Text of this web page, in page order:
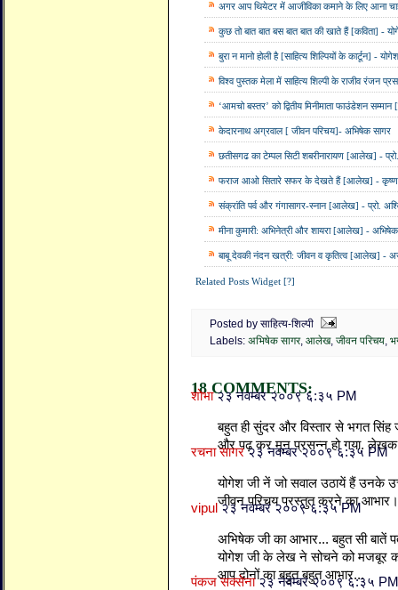
अगर आप थियेटर में आजीविका कमाने के लिए आना
कुछ तो बात बात बस बात बात की खाते हैं [कविता] -
बुरा न मानो होली है [साहित्य शिल्पियों के कार्टून] -
विश्व पुस्तक मेला में साहित्य शिल्पी के राजीव रंजन
‘आमचो बस्तर’ को द्वितीय मिनीमाता फाउंडेशन
केदारनाथ अग्रवाल [ जीवन परिचय]- अभिषेक सागर
छतीसगढ का टेम्पल सिटी शबरीनारायण [आलेख] - प्रो.
फराज आओ सितारे सफर के देखते हैं [आलेख] - कृष्ण
संक्रांति पर्व और गंगासागर-स्नान [आलेख] - प्रो.
मीना कुमारी: अभिनेत्री और शायरा [आलेख] -
बाबू देवकी नंदन खत्री: जीवन व कृतित्व [आलेख] -
Related Posts Widget [?]
Posted by साहित्य-शिल्पी
Labels: अभिषेक सागर, आलेख, जीवन परिचय,
18 COMMENTS:
शोभा २३ नवम्बर २००९ ६:३५ PM
बहुत ही सुंदर और विस्तार से भगत सिंह
और पढ़ कर मून प्रसन्न हो गया. लेखक
रचना सागर २३ नवम्बर २००९ ६:३५ PM
योगेश जी नें जो सवाल उठायें हैं उनके
जीवन परिचय प्रस्तुत करने का आभार।
vipul२३ नवम्बर २००९ ६:३५ PM
अभिषेक जी का आभार... बहुत सी
योगेश जी के लेख ने सोचने को मजबूर
आप दोनों का बहुत बहुत आभार...
पंकज सक्सेना२३ नवम्बर २००९ ६:३५ PM